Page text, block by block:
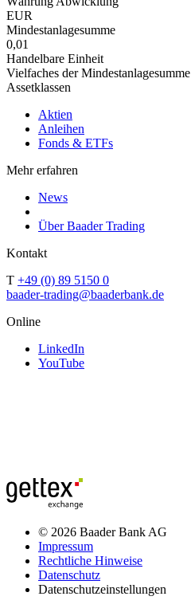
EUR
Mindestanlagesumme
0,01
Handelbare Einheit
Vielfaches der Mindestanlagesumme
Assetklassen
Aktien
Anleihen
Fonds & ETFs
Mehr erfahren
News
Über Baader Trading
Kontakt
T +49 (0) 89 5150 0
baader-trading@baaderbank.de
Online
LinkedIn
YouTube
© 2026 Baader Bank AG
Impressum
Rechtliche Hinweise
Datenschutz
Datenschutzeinstellungen